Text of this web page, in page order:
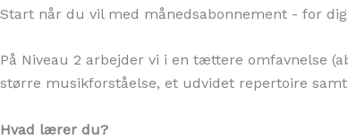
Start når du vil med månedsabonnement - for
På Niveau 2 arbejder vi i en tættere omfavnelse
større musikforståelse, et udvidet repertoire
Hvad lærer du?